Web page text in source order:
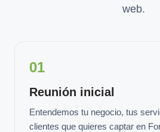
web.
01
Reunión inicial
Entendemos tu negocio, tus
clientes que quieres captar en